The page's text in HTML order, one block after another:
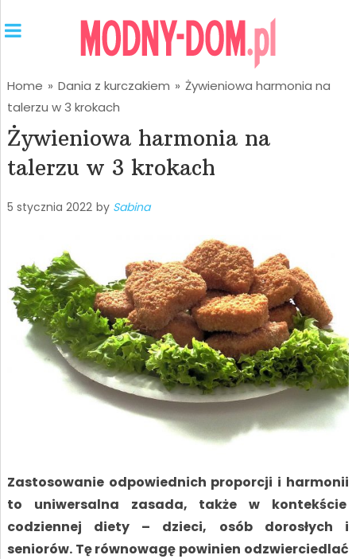
Home » Dania z kurczakiem » Żywieniowa harmonia na
talerzu w 3 krokach
Żywieniowa harmonia na
talerzu w 3 krokach
5 stycznia 2022 by Sabina
Zastosowanie odpowiednich proporcji i harmonii
to uniwersalna zasada, także w kontekście
codziennej diety – dzieci, osób dorosłych i
seniorów. Tę równowagę powinien odzwierciedlać